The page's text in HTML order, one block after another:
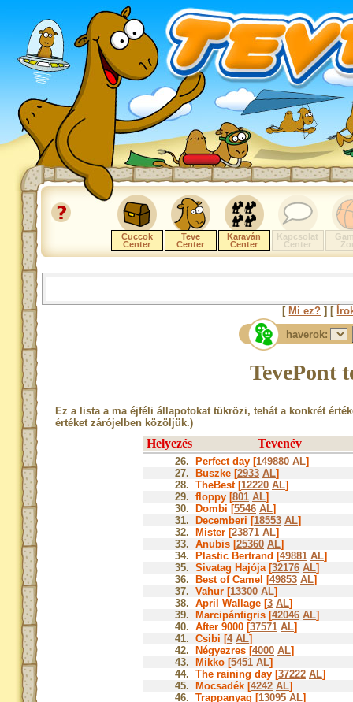
Cuccok
Center
Teve
Center
Karaván
Center
Kapcsolat
Center
[ Mi ez? ] [
haverok:
TevePont
Ez a lista a ma éjféli állapotokat tükrözi, tehát a konkrét
értéket zárójelben közöljük.)
Helyezés Tevenév
26. Perfect day [149880 AL]
27.
Buszke [2933 AL]
28. TheBest [12220 AL]
29. floppy [801 AL]
30.
Dombi [5546 AL]
31.
Decemberi [18553 AL]
32.
Mister [23871 AL]
33. Anubis [25360 AL]
34.
Plastic Bertrand [49881 AL]
35. Sivatag Hajója [32176 AL]
36.
Best of Camel [49853 AL]
37. Vahur [13300 AL]
38. April Wallage [3 AL]
39.
Marcipántigris [42046 AL]
40. After 9000 [37571 AL]
41. Csibi [4 AL]
42.
Négyezres [4000 AL]
43.
Mikko [5451 AL]
44. The raining day [37222 AL]
45.
Mocsadék [4242 AL]
46. Trappanyag [13095 AL]